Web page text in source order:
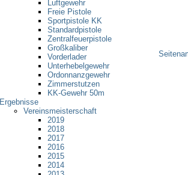
Luftgewehr
Freie Pistole
Sportpistole KK
Standardpistole
Zentralfeuerpistole
Großkaliber
Vorderlader
Unterhebelgewehr
Ordonnanzgewehr
Zimmerstutzen
KK-Gewehr 50m
Ergebnisse
Vereinsmeisterschaft
2019
2018
2017
2016
2015
2014